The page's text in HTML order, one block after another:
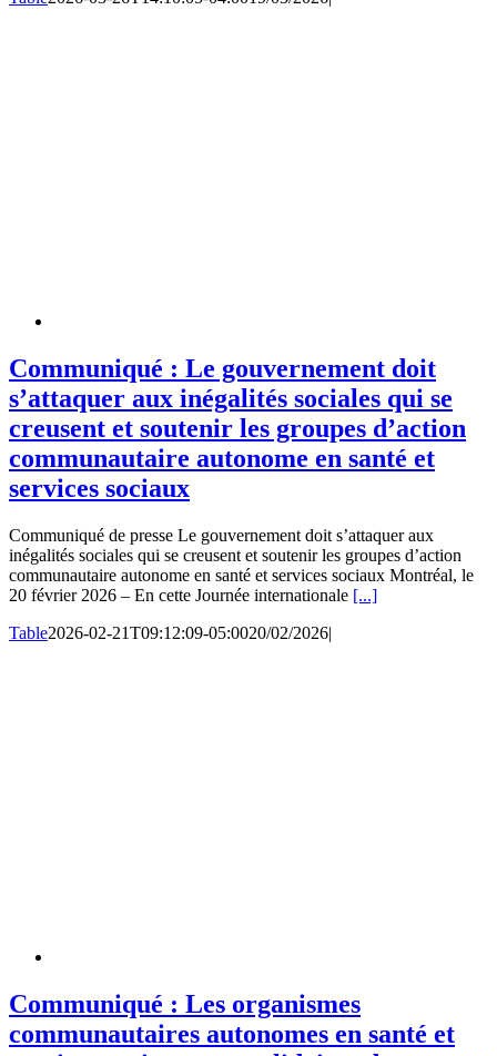
Communiqué : Le gouvernement doit
s’attaquer aux inégalités sociales qui se
creusent et soutenir les groupes d’action
communautaire autonome en santé et
services sociaux
Communiqué de presse Le gouvernement doit s’attaquer aux
inégalités sociales qui se creusent et soutenir les groupes d’action
communautaire autonome en santé et services sociaux Montréal, le
20 février 2026 – En cette Journée internationale [...]
Table2026-02-21T09:12:09-05:0020/02/2026|
Communiqué : Les organismes
communautaires autonomes en santé et